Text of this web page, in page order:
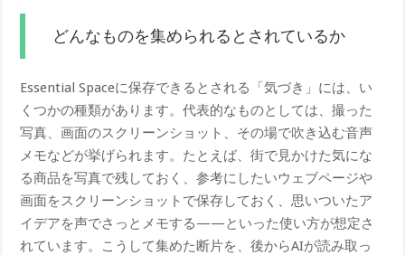
どんなものを集められるとされているか
Essential Spaceに保存できるとされる「気づき」には、い
くつかの種類があります。代表的なものとしては、撮った
写真、画面のスクリーンショット、その場で吹き込む音声
メモなどが挙げられます。たとえば、街で見かけた気にな
る商品を写真で残しておく、参考にしたいウェブページや
画面をスクリーンショットで保存しておく、思いついたア
イデアを声でさっとメモする——といった使い方が想定さ
れています。こうして集めた断片を、後からAIが読み取っ